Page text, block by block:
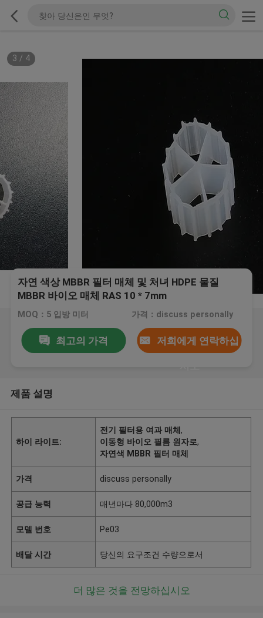
3 / 4
자연 색상 MBBR 필터 매체 및 처녀 HDPE 물질
MBBR 바이오 매체 RAS 10 * 7mm
MOQ：5 입방 미터 가격：discuss personally
최고의 가격 저희에게 연락하십
제품 설명
하이 라이트:
전기 필터용 여과 매체,
이동형 바이오 필름 원자로,
자연색 MBBR 필터 매체
가격 discuss personally
공급 능력 매년마다 80,000m3
모델 번호 Pe03
배달 시간 당신의 요구조건 수량으로서
더 많은 것을 전망하십시오